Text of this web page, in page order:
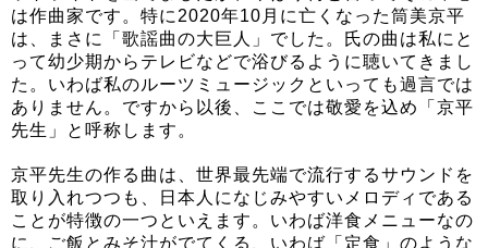
は作曲家です。特に2020年10月に亡くなった筒美京平
は、まさに「歌謡曲の大巨人」でした。氏の曲は私にと
って幼少期からテレビなどで浴びるように聴いてきまし
た。いわば私のルーツミュージックといっても過言では
ありません。ですから以後、ここでは敬愛を込め「京平
先生」と呼称します。
京平先生の作る曲は、世界最先端で流行するサウンドを
取り入れつつも、日本人になじみやすいメロディである
ことが特徴の一つといえます。いわば洋食メニューなの
に、ご飯とみそ汁がでてくる、いわば「定食」のような